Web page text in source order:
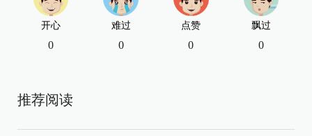
开心
0
难过
0
点赞
0
飘过
0
推荐阅读